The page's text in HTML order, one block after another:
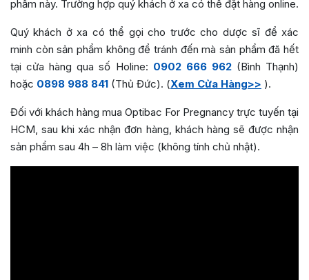
phẩm này. Trường hợp quý khách ở xa có thể đặt hàng online.
Quý khách ở xa có thể gọi cho trước cho dược sĩ để xác
minh còn sản phẩm không để tránh đến mà sản phẩm đã hết
tại cửa hàng qua số Holine: 0902 666 962(Bình Thạnh)
hoặc 0898 988 841 (Thủ Đức). (Xem Cửa Hàng>> ).
Đối với khách hàng mua Optibac For Pregnancy trực tuyến tại
HCM, sau khi xác nhận đơn hàng, khách hàng sẽ được nhận
sản phẩm sau 4h – 8h làm việc (không tính chủ nhật).